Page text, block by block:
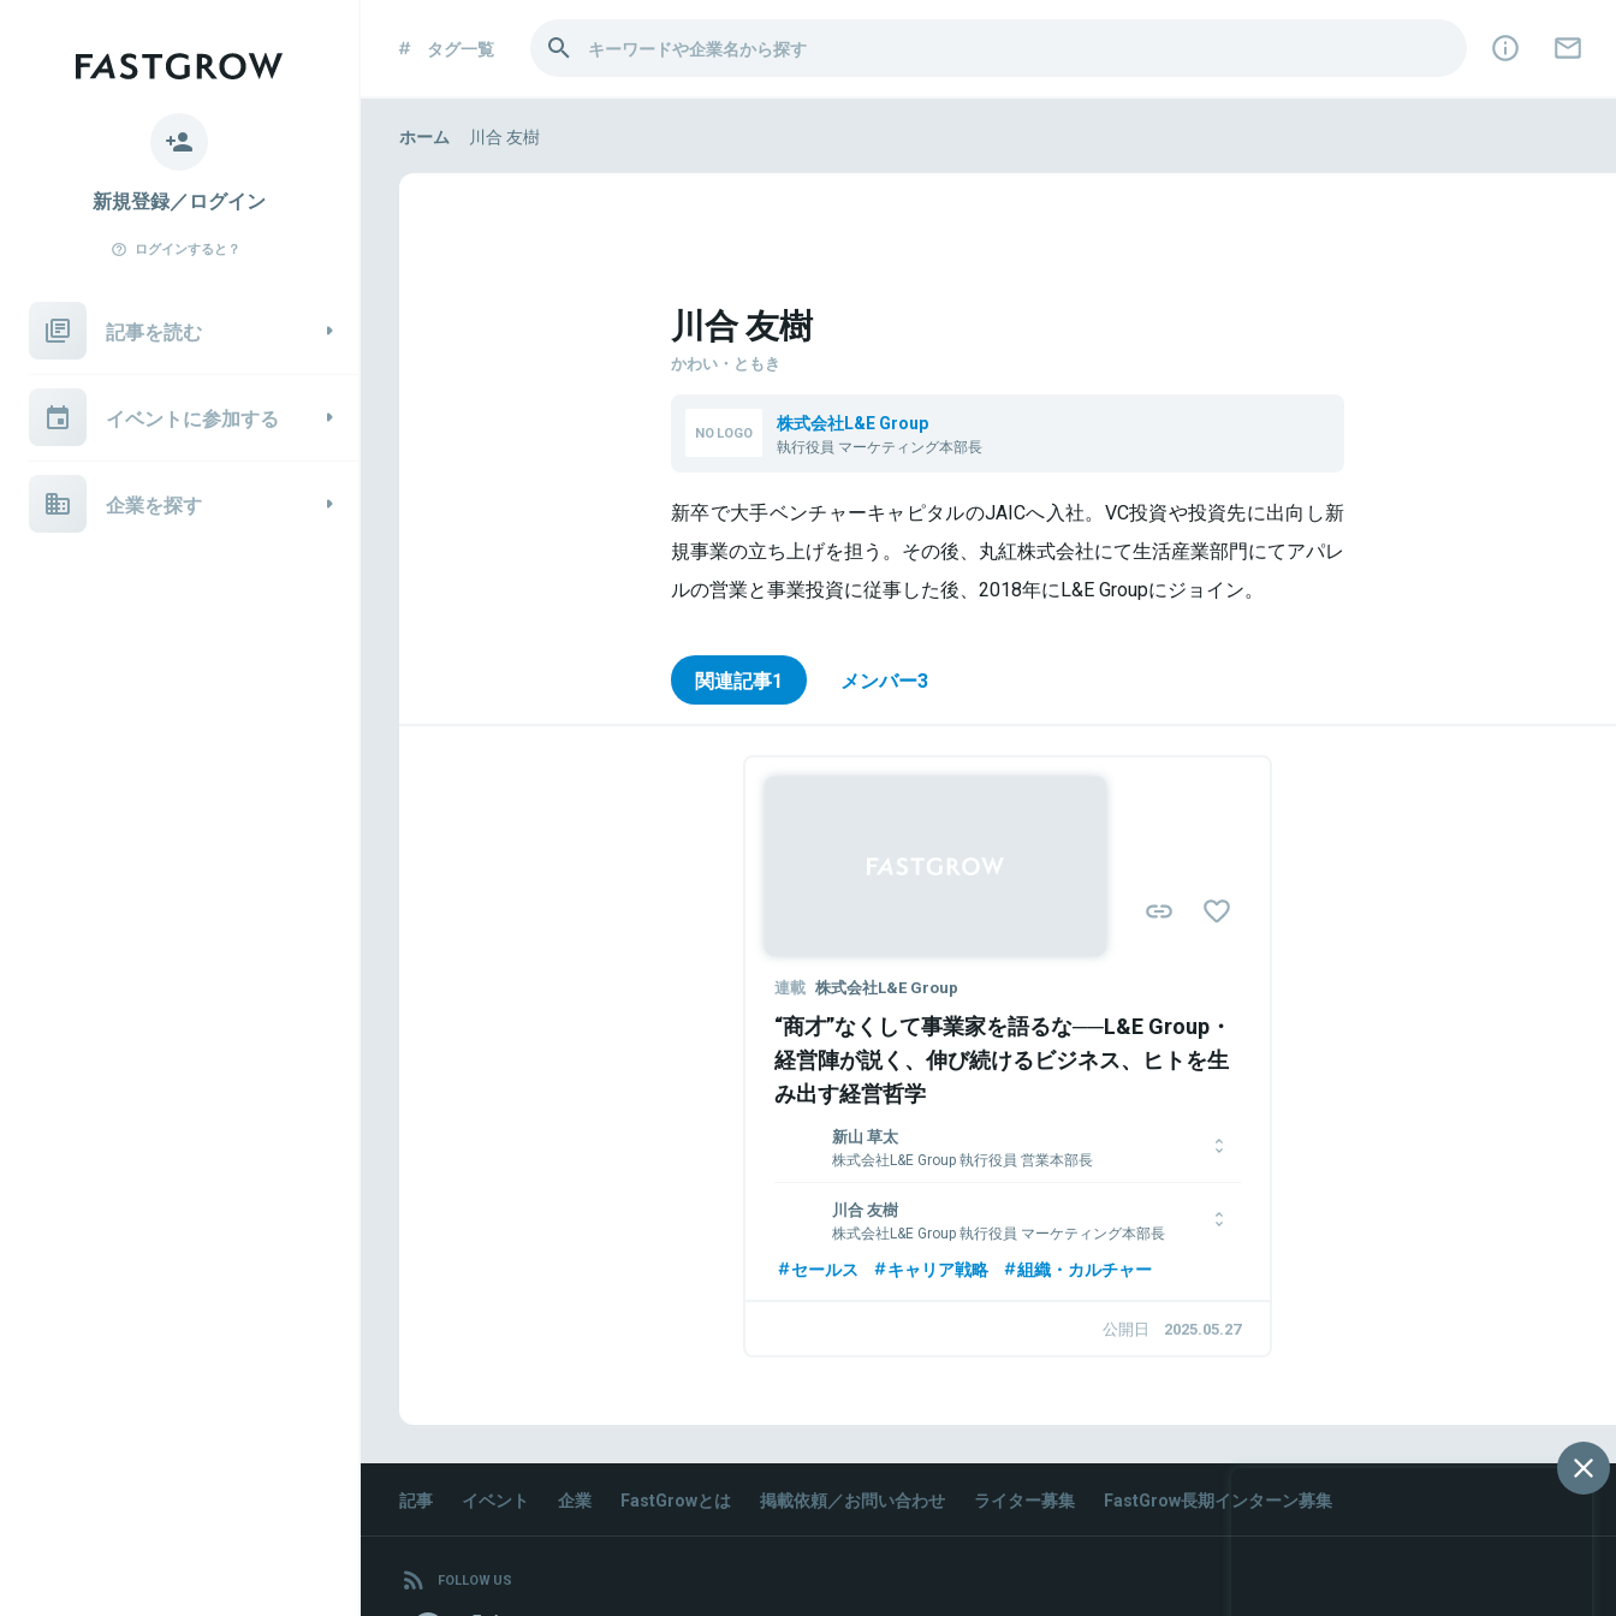
新規登録／ログイン
ログインすると？
記事を読む
イベントに参加する
企業を探す
タグ一覧
ホーム 川合 友樹
川合 友樹
かわい・ともき
株式会社L&E Group
執行役員 マーケティング本部長
新卒で大手ベンチャーキャピタルのJAICへ入社。VC投資や投資先に出向し新
規事業の立ち上げを担う。その後、丸紅株式会社にて生活産業部門にてアパレ
ルの営業と事業投資に従事した後、2018年にL&E Groupにジョイン。
関連記事1 メンバー3
連載 株式会社L&E Group
“商才”なくして事業家を語るな──L&E Group・
経営陣が説く、伸び続けるビジネス、ヒトを生
み出す経営哲学
新山 草太
株式会社L&E Group 執行役員 営業本部長
後、4年目でスペイン駐在へ。その後、L&E Groupにジョインし現
在は執行役員・営業本部長として営業戦略の立案・実行および営
業組織の構築を中心に従事。新規事業の立ち上げも兼任してい
川合 友樹
株式会社L&E Group 執行役員 マーケティング本部長
新卒で大手ベンチャーキャピタルのJAICへ入社。VC投資や投資先
関連情報をみる
セールス キャリア戦略 組織・カルチャー
公開日 2025.05.27
記事 イベント 企業 FastGrowとは 掲載依頼／お問い合わせ ライター募集 FastGrow長期インターン募集
FOLLOW US